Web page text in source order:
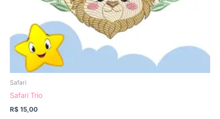
Safari
Safari Trio
R$ 15,00